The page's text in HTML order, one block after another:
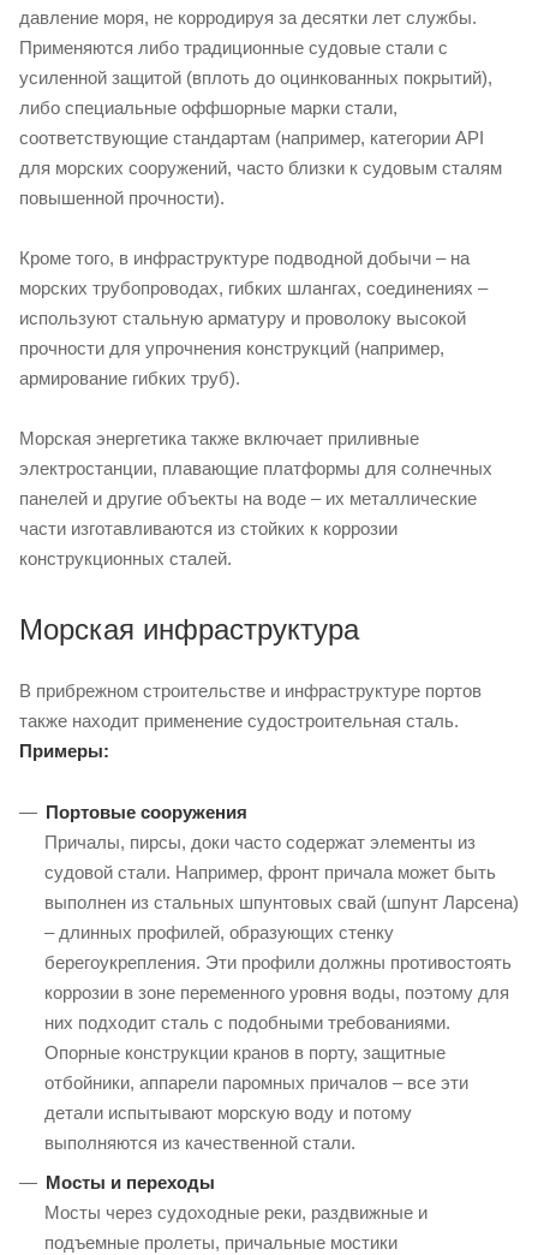
давление моря, не корродируя за десятки лет службы.
Применяются либо традиционные судовые стали с
усиленной защитой (вплоть до оцинкованных покрытий),
либо специальные оффшорные марки стали,
соответствующие стандартам (например, категории API
для морских сооружений, часто близки к судовым сталям
повышенной прочности).
Кроме того, в инфраструктуре подводной добычи – на
морских трубопроводах, гибких шлангах, соединениях –
используют стальную арматуру и проволоку высокой
прочности для упрочнения конструкций (например,
армирование гибких труб).
Морская энергетика также включает приливные
электростанции, плавающие платформы для солнечных
панелей и другие объекты на воде – их металлические
части изготавливаются из стойких к коррозии
конструкционных сталей.
Морская инфраструктура
В прибрежном строительстве и инфраструктуре портов
также находит применение судостроительная сталь.
Примеры:
Портовые сооружения
Причалы, пирсы, доки часто содержат элементы из
судовой стали. Например, фронт причала может быть
выполнен из стальных шпунтовых свай (шпунт Ларсена)
– длинных профилей, образующих стенку
берегоукрепления. Эти профили должны противостоять
коррозии в зоне переменного уровня воды, поэтому для
них подходит сталь с подобными требованиями.
Опорные конструкции кранов в порту, защитные
отбойники, аппарели паромных причалов – все эти
детали испытывают морскую воду и потому
выполняются из качественной стали.
Мосты и переходы
Мосты через судоходные реки, раздвижные и
подъемные пролеты, причальные мостики